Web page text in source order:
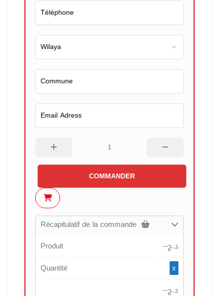
COMMANDER
Récapitulatif de la commande
Produit
--د.ج
Quantité
x
--د.ج